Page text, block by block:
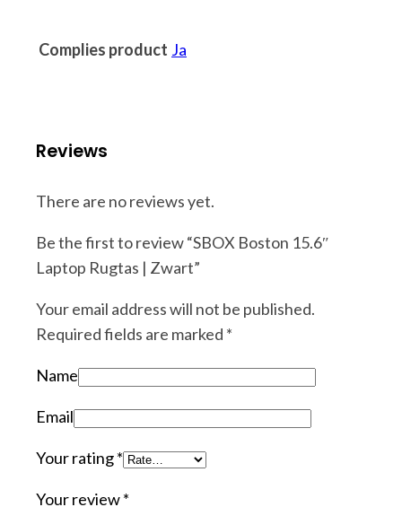
Complies product Ja
Reviews
There are no reviews yet.
Be the first to review “SBOX Boston 15.6″
Laptop Rugtas | Zwart”
Your email address will not be published.
Required fields are marked *
Name
Email
Your rating*
Your review*